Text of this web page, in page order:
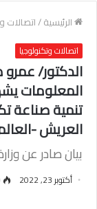
الرئيسية/اتصالات
اتصالات وتكنولوجيا
الدكتور/ عمرو
المعلومات
تنمية صناعة
العريش -
بيان صادر عن
أكتوبر 23, 2022